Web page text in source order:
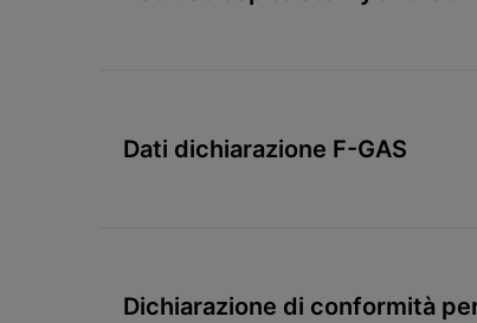
Dati dichiarazione F-GAS
Dichiarazione di conformità